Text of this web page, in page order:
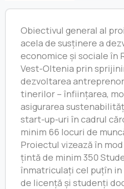
Obiectivul general al
acela de susținere a
economice și sociale în
Vest-Oltenia prin
dezvoltarea
tinerilor – înființarea,
asigurarea
start-up-uri în cadrul
minim 66 locuri de
Proiectul vizează în
țintă de minim 350
înmatriculați cel puțîn in
de licență și studenți